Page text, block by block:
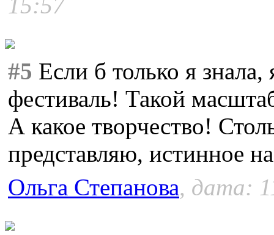
#5 Если б только я знала,
фестиваль! Такой
А какое творчество!
представляю, истинное
Ольга Степанова, дата: